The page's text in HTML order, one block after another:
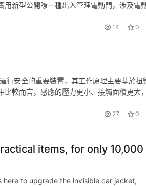
新型公開瞭一種出入管理電動門，涉及電
14 0
行安全的重要裝置，其工作原理主要基於扭
較而言，感應的壓力更小、接觸面積更大
27 0
items, for only 10,000
here to upgrade the invisible car jacket,